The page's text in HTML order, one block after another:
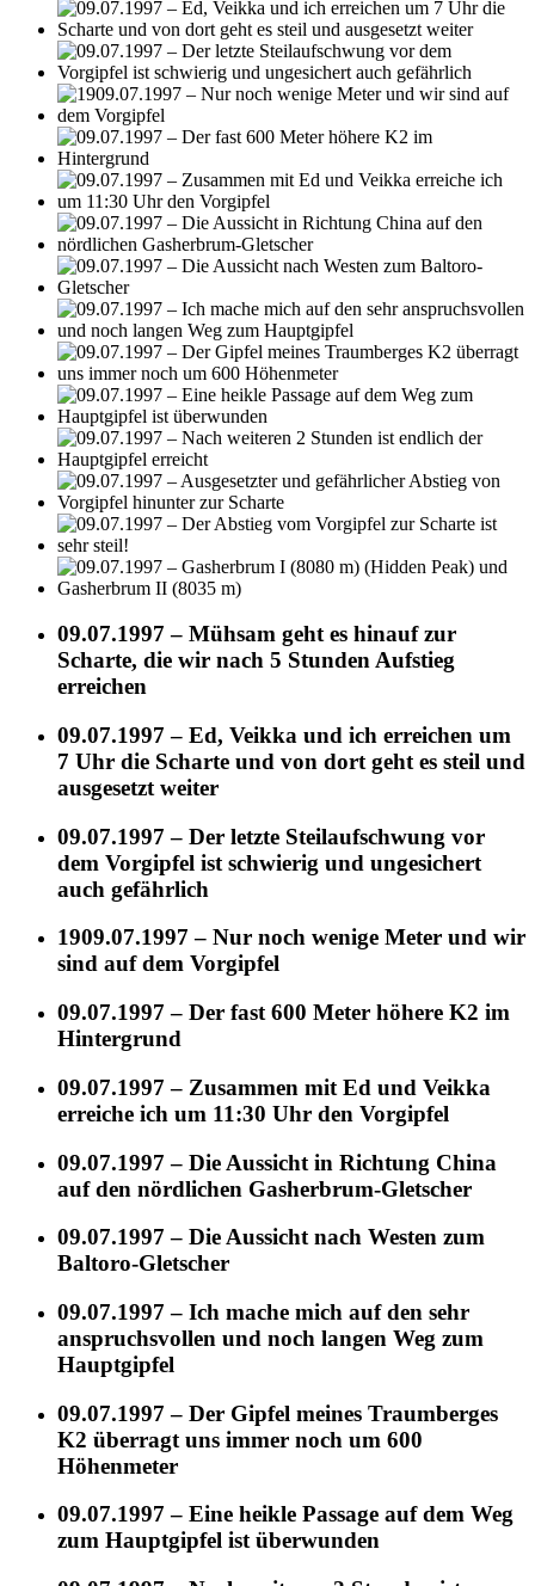
09.07.1997 – Mühsam geht es hinauf zur
Scharte, die wir nach 5 Stunden Aufstieg
erreichen
09.07.1997 – Ed, Veikka und ich erreichen um
7 Uhr die Scharte und von dort geht es steil und
ausgesetzt weiter
09.07.1997 – Der letzte Steilaufschwung vor
dem Vorgipfel ist schwierig und ungesichert
auch gefährlich
1909.07.1997 – Nur noch wenige Meter und wir
sind auf dem Vorgipfel
09.07.1997 – Der fast 600 Meter höhere K2 im
Hintergrund
09.07.1997 – Zusammen mit Ed und Veikka
erreiche ich um 11:30 Uhr den Vorgipfel
09.07.1997 – Die Aussicht in Richtung China
auf den nördlichen Gasherbrum-Gletscher
09.07.1997 – Die Aussicht nach Westen zum
Baltoro-Gletscher
09.07.1997 – Ich mache mich auf den sehr
anspruchsvollen und noch langen Weg zum
Hauptgipfel
09.07.1997 – Der Gipfel meines Traumberges
K2 überragt uns immer noch um 600
Höhenmeter
09.07.1997 – Eine heikle Passage auf dem Weg
zum Hauptgipfel ist überwunden